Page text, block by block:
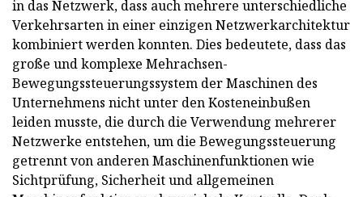
in das Netzwerk, dass auch mehrere unterschiedliche
Verkehrsarten in einer einzigen Netzwerkarchitektur
kombiniert werden konnten. Dies bedeutete, dass das
große und komplexe Mehrachsen-
Bewegungssteuerungssystem der Maschinen des
Unternehmens nicht unter den Kosteneinbußen
leiden musste, die durch die Verwendung mehrerer
Netzwerke entstehen, um die Bewegungssteuerung
getrennt von anderen Maschinenfunktionen wie
Sichtprüfung, Sicherheit und allgemeinen